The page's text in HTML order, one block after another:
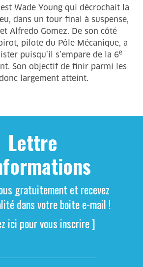
Wade Young qui décrochait la
dans un tour final à suspense,
Alfredo Gomez. De son côté
pilote du Pôle Mécanique, a
puisqu’il s’empare de la 6e
Son objectif de finir parmi les
largement atteint.
Lettre
gratuitement et recevez
dans votre boite e-mail !
ici pour vous inscrire ]